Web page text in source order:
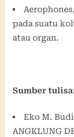
pada suatu
atau organ.
Sumber
Eko M.
ANGKLUNG